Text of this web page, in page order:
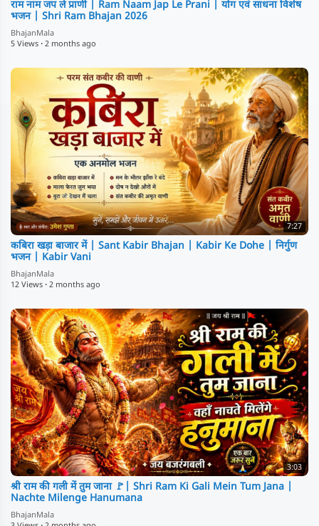
⁣राम नाम जप ले प्राणी | Ram Naam Jap Le Prani | योग एवं साधना विशेष
भजन | Shri Ram Bhajan 2026
BhajanMala
5 Views · 2 months ago
7:27
⁣कबिरा खड़ा बाजार में | Sant Kabir Bhajan | Kabir Ke Dohe | निर्गुण
भजन | Kabir Vani
BhajanMala
12 Views · 2 months ago
3:03
श्री राम की गली में तुम जाना 🚩| Shri Ram Ki Gali Mein Tum Jana |
Nachte Milenge Hanumana
BhajanMala